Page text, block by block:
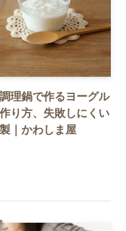
理鍋で作るヨーグル
作り方、失敗しにくい
｜かわしま屋